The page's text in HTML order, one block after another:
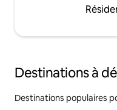
Destinations à
Destinations populaires